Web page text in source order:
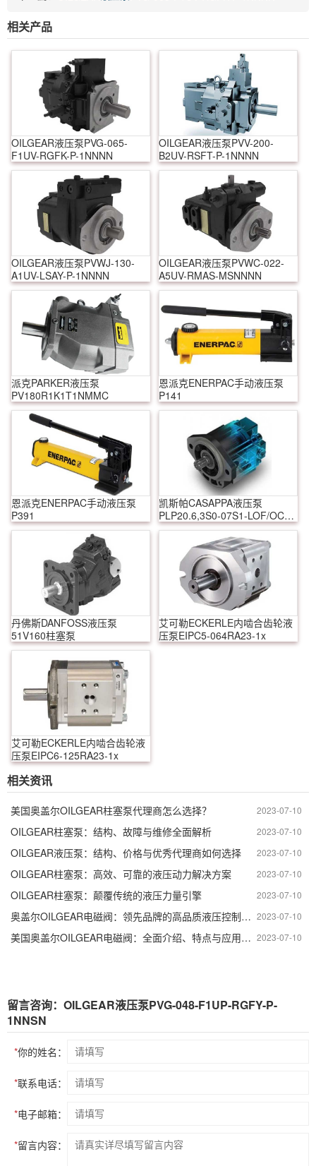
相关产品
OILGEAR液压泵PVG-065-
F1UV-RGFK-P-1NNNN
OILGEAR液压泵PVV-200-
B2UV-RSFT-P-1NNNN
OILGEAR液压泵PVWJ-130-
A1UV-LSAY-P-1NNNN
OILGEAR液压泵PVWC-022-
A5UV-RMAS-MSNNNN
派克PARKER液压泵
PV180R1K1T1NMMC
恩派克ENERPAC手动液压泵
P141
恩派克ENERPAC手动液压泵
P391
凯斯帕CASAPPA液压泵
PLP20.6,3S0-07S1-LOF/OC-
S7-N-EL-FS
丹佛斯DANFOSS液压泵
51V160柱塞泵
艾可勒ECKERLE内啮合齿轮液
压泵EIPC5-064RA23-1x
艾可勒ECKERLE内啮合齿轮液
压泵EIPC6-125RA23-1x
相关资讯
2023-07-10
美国奥盖尔OILGEAR柱塞泵代理商怎么选择？
2023-07-10
OILGEAR柱塞泵：结构、故障与维修全面解析
2023-07-10
OILGEAR液压泵：结构、价格与优秀代理商如何选择
2023-07-10
OILGEAR柱塞泵：高效、可靠的液压动力解决方案
2023-07-10
OILGEAR柱塞泵：颠覆传统的液压力量引擎
2023-07-10
奥盖尔OILGEAR电磁阀：领先品牌的高品质液压控制解决方案
2023-07-10
美国奥盖尔OILGEAR电磁阀：全面介绍、特点与应用领域
留言咨询：OILGEAR液压泵PVG-048-F1UP-RGFY-P-
1NNSN
*你的姓名：
*联系电话：
*电子邮箱：
*留言内容：